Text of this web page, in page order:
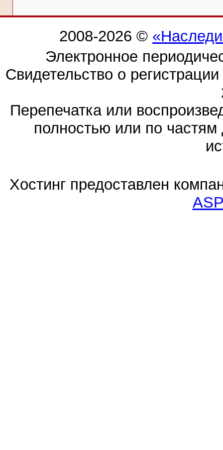
2008-2026 ©
Электронное
Свидетельство о
Перепечатка или
полностью или по частям
Хостинг предоставлен